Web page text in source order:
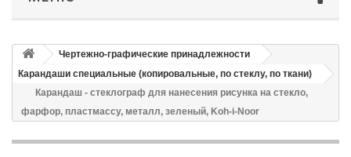
Чертежно-графические принадлежности
Карандаши специальные (копировальные, по стеклу, по ткани)
Карандаш - стеклограф для нанесения рисунка на стекло,
фарфор, пластмассу, металл, зеленый, Koh-i-Noor